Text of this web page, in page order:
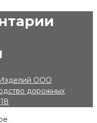
ООО
дорожных